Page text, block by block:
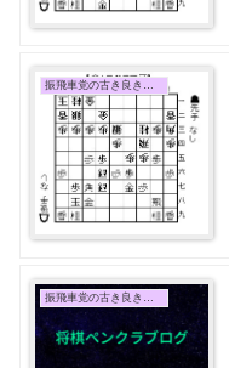
振飛車党の古き良き時代